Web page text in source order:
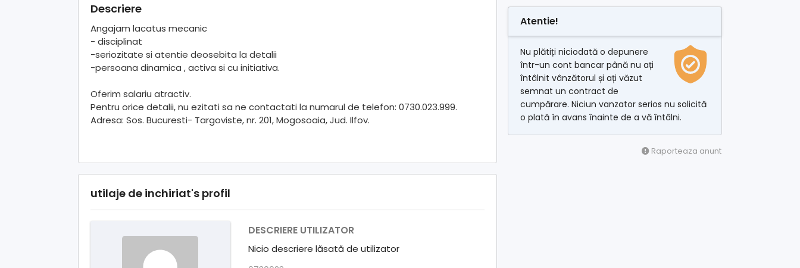
Descriere
Angajam lacatus mecanic
- disciplinat
-seriozitate si atentie deosebita la detalii
-persoana dinamica , activa si cu initiativa.
Oferim salariu atractiv.
Pentru orice detalii, nu ezitati sa ne contactati la numarul de telefon: 0730.023.999.
Adresa: Sos. Bucuresti- Targoviste, nr. 201, Mogosoaia, Jud. Ilfov.
utilaje de inchiriat's profil
DESCRIERE UTILIZATOR
Nicio descriere lăsată de utilizator
Atentie!
Nu plătiți niciodată o depunere
într-un cont bancar până nu ați
întâlnit vânzătorul și ați văzut
semnat un contract de
cumpărare. Niciun vanzator serios nu solicită
o plată în avans înainte de a vă întâlni.
Raporteaza anunt